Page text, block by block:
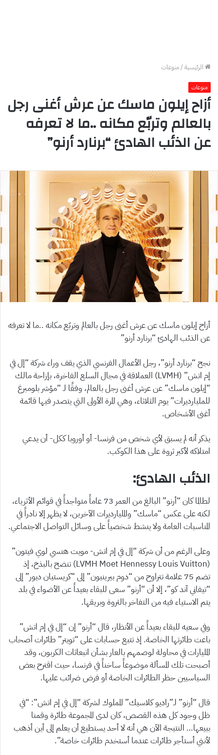
الرئيسية/منوعات
منوعات
أزاح إيلون ماسك عن عرش أغنى رجل
بالعالم وتربّع مكانه ..ما لا تعرفه
عن الذئب الهادئ “برنارد أرنو”
أزاح إيلون ماسك عن عرش أغنى رجل بالعالم وتربّع مكانه ..ما لا تعرفه
عن الذئب الهادئ “برنارد أرنو”
نجح “برنارد أرنو”، رجل الأعمال الفرنسي الذي يقف وراء شركة “إل في
إم اتش” (LVMH) العملاقة في مجال السلع الفاخرة، بإزاحة مالك
“إيلون ماسك” عن عرش أغنى رجل بالعالم، وفقًا لـ “مؤشر بلومبرغ
للمليارديرات” يوم الثلاثاء، وهي المرة الأولى التي يتصدر فيها قائمة
أغنى الأشخاص.
يذكر أنه لم يسبق لأي شخص من فرنسا- أو أوروبا ككل- أن يدعي
امتلاكه لأكبر ثروة على هذا الكوكب.
الذئب الهادئ:
لطالما كان “أرنو” البالغ من العمر 73 عاماً متواجداً في قوائم الأثرياء،
لكنه على عكس “ماسك” والمليارديرات الآخرين، لا يظهر إلا نادراً في
المناسبات العامة ولا ينشط شخصياً على وسائل التواصل الاجتماعي.
وعلى الرغم من أن شركة “إل في إم اتش- مويت هنسي لوي فيتون”
(LVMH Moet Hennessy Louis Vuitton) تنضح بالبذخ، إذ
تضم 75 علامة تتراوح من “دوم بيرينيون” إلى “كريستيان ديور” إلى
“تيفاني آند كو”، إلا أن “أرنو” سعى للبقاء بعيداً عن الأضواء في بلد
يتم الاستياء فيه من التفاخر بالثروة وبريقها.
وفي سعيه للبقاء بعيداً عن الأنظار، قال “أرنو” إن “إل في إم اتش”
باعت طائرتها الخاصة. إذ تتبع حسابات على “تويتر” طائرات أصحاب
المليارات في محاولة لوصمهم بالعار بشأن انبعاثات الكربون، وقد
أصبحت تلك المسألة موضوعاً ساخناً في فرنسا، حيث اقترح بعض
السياسيين حظر الطائرات الخاصة أو فرض ضرائب عليها.
قال “أرنو” لـ”راديو كلاسيك” المملوك لشركة “إل في إم اتش”: “في
ظل وجود كل هذه القصص، كان لدى المجموعة طائرة وقمنا
ببيعها… النتيجة الآن هي أنه لا أحد يستطيع أن يعلم إلى أين أذهب
لأنني أستأجر طائرات عندما أستخدم طائرات خاصة”.